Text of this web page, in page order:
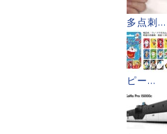
多点刺...
ピー...